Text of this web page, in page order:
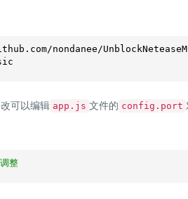
nondanee/
可以编辑 app.js 文件的 config.port
整